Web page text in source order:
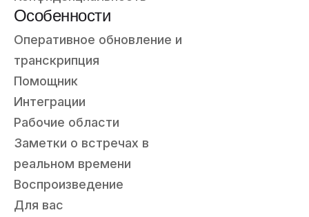
Особенности
Оперативное обновление и
транскрипция
Помощник
Интеграции
Рабочие области
Заметки о встречах в
реальном времени
Воспроизведение
Для вас